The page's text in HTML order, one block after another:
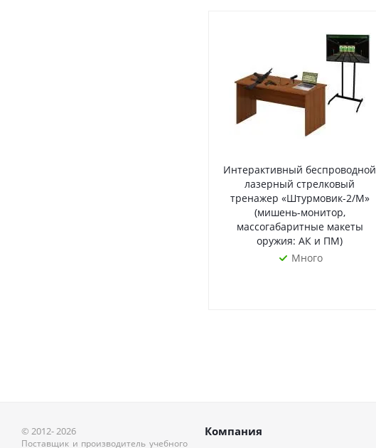
Интерактивный беспроводной
лазерный стрелковый
тренажер «Штурмовик-2/М»
(мишень-монитор,
массогабаритные макеты
оружия: АК и ПМ)
Много
© 2012- 2026
Поставщик и производитель учебного
Компания